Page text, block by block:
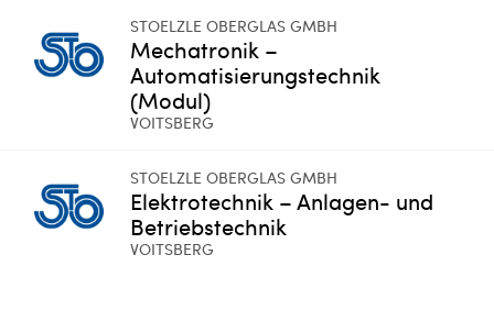
STOELZLE OBERGLAS GMBH
Mechatronik –
Automatisierungstechnik
(Modul)
VOITSBERG
STOELZLE OBERGLAS GMBH
Elektrotechnik – Anlagen- und
Betriebstechnik
VOITSBERG